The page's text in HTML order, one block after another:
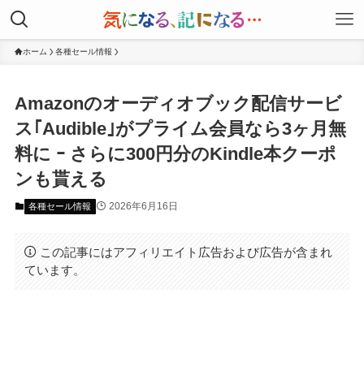
ホーム 各種セール情報
Amazonのオーディオブック配信サービ
ス｢Audible｣がプライム会員なら3ヶ月無
料に ｰ さらに300円分のKindle本クーポ
ンも貰える
各種セール情報 2026年6月16日
この記事にはアフィリエイト広告および広告が含まれ
ています。